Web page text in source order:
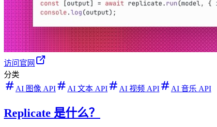
访问官网
分类
AI 图像 API
AI 文本 API AI 视频 API AI 音乐 API
Replicate 是什么？